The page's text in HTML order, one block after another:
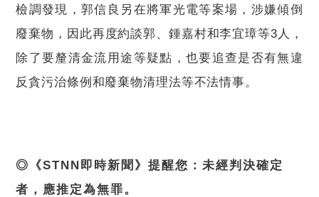
檢調發現，郭信良另在將軍光電等案場，涉嫌傾倒
廢棄物，因此再度約談郭、鍾嘉村和李宜璋等3 人，
除了要釐清金流用途等疑點，也要追查是否有無違
反貪污治條例和廢棄物清理法等不法情事。
◎《STNN即時新聞》提醒您：未經判決確定
者，應推定為無罪。